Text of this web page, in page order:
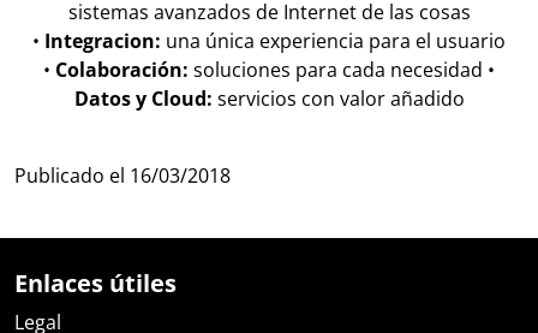
sistemas avanzados de Internet de las cosas
• Integracion: una única experiencia para el usuario
• Colaboración: soluciones para cada necesidad •
Datos y Cloud: servicios con valor añadido
Publicado el 16/03/2018
Enlaces útiles
Legal